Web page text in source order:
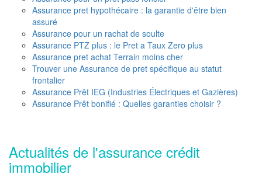
Assurance pret hypothécaire : la garantie d'être bien
assuré
Assurance pour un rachat de soulte
Assurance PTZ plus : le Pret a Taux Zero plus
Assurance pret achat Terrain moins cher
Trouver une Assurance de pret spécifique au statut
frontalier
Assurance Prêt IEG (Industries Électriques et Gazières)
Assurance Prêt bonifié : Quelles garanties choisir ?
Actualités de l'assurance crédit
immobilier